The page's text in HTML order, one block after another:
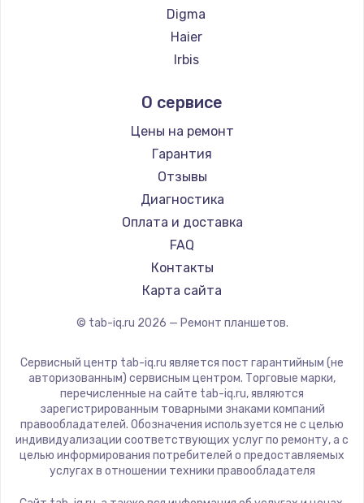
Digma
Haier
Irbis
Microsoft
BlackView
Amazon
Aquarius
Philips
Dell
HP
Getac
ZTE
CHUWI
О сервисе
Цены на ремонт
Гарантия
Отзывы
Диагностика
Оплата и доставка
FAQ
Контакты
Карта сайта
© tab-iq.ru 2026 — Ремонт планшетов.
Сервисный центр tab-iq.ru является пост гарантийным (не
авторизованным) сервисным центром. Торговые марки,
перечисленные на сайте tab-iq.ru, являются
зарегистрированным товарными знаками компаний
правообладателей. Обозначения используется не с целью
индивидуализации соответствующих услуг по ремонту, а с
целью информирования потребителей о предоставляемых
услугах в отношении техники правообладателя